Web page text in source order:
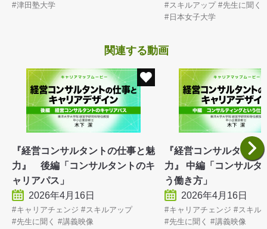
津田塾大学
スキルアップ
先生に聞く
日本女子大学
関連する動画
『経営コンサルタントの仕事と魅
力』 後編「コンサルタントのキ
ャリアパス」
2026年4月16日
キャリアチェンジ
スキルアップ
先生に聞く
講義映像
『経営コンサルタント
力』 中編「コンサルタ
う働き方」
2026年4月16日
キャリアチェンジ
スキル
先生に聞く
講義映像